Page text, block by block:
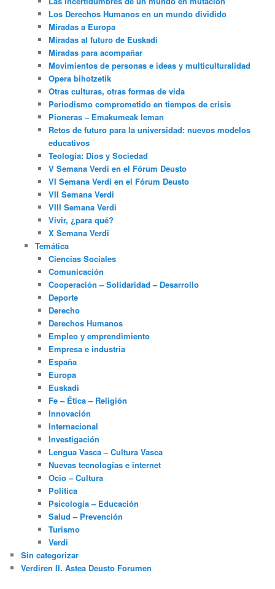
Los Derechos Humanos en un mundo dividido
Miradas a Europa
Miradas al futuro de Euskadi
Miradas para acompañar
Movimientos de personas e ideas y multiculturalidad
Opera bihotzetik
Otras culturas, otras formas de vida
Periodismo comprometido en tiempos de crisis
Pioneras – Emakumeak leman
Retos de futuro para la universidad: nuevos modelos
educativos
Teología: Dios y Sociedad
V Semana Verdi en el Fórum Deusto
VI Semana Verdi en el Fórum Deusto
VII Semana Verdi
VIII Semana Verdi
Vivir, ¿para qué?
X Semana Verdi
Temática
Ciencias Sociales
Comunicación
Cooperación – Solidaridad – Desarrollo
Deporte
Derecho
Derechos Humanos
Empleo y emprendimiento
Empresa e industria
España
Europa
Euskadi
Fe – Ética – Religión
Innovación
Internacional
Investigación
Lengua Vasca – Cultura Vasca
Nuevas tecnologías e internet
Ocio – Cultura
Política
Psicología – Educación
Salud – Prevención
Turismo
Verdi
Sin categorizar
Verdiren II. Astea Deusto Forumen